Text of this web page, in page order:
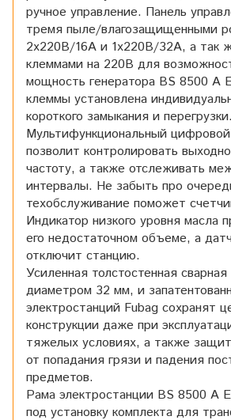
ручное управление. Панель
тремя пыле/влагозащищенными
2х220В/16А и 1х220В/32А, а так
клеммами на 220В для
мощность генератора BS 8500 A
клеммы установлена
короткого замыкания и перегрузки.
Мультифункциональный
позволит контролировать
частоту, а также отслеживать
интервалы. Не забыть про
техобслуживание поможет
Индикатор низкого уровня масла
его недостаточном объеме, а
отключит станцию.
Усиленная толстостенная
диаметром 32 мм, и
электростанций Fubag сохранят
конструкции даже при
тяжелых условиях, а также
от попадания грязи и падения
предметов.
Рама электростанции BS 8500 A
под установку комплекта для